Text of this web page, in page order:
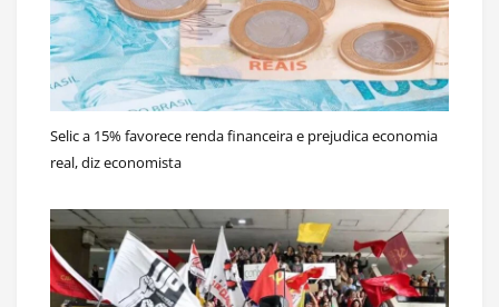
Selic a 15% favorece renda financeira e prejudica economia
real, diz economista